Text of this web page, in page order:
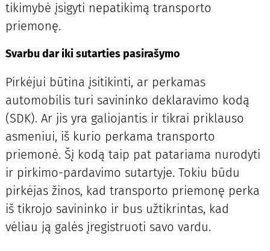
tikimybė įsigyti nepatikimą transporto
priemonę.
Svarbu dar iki sutarties pasirašymo
Pirkėjui būtina įsitikinti, ar perkamas
automobilis turi savininko deklaravimo kodą
(SDK). Ar jis yra galiojantis ir tikrai priklauso
asmeniui, iš kurio perkama transporto
priemonė. Šį kodą taip pat patariama nurodyti
ir pirkimo-pardavimo sutartyje. Tokiu būdu
pirkėjas žinos, kad transporto priemonę perka
iš tikrojo savininko ir bus užtikrintas, kad
vėliau ją galės įregistruoti savo vardu.